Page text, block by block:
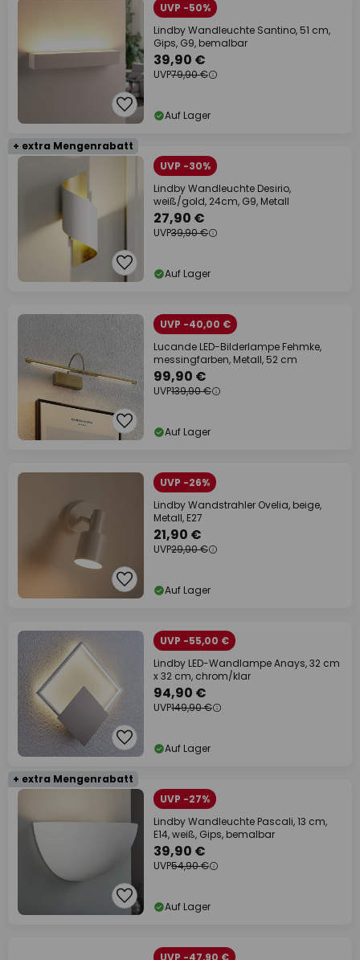
UVP -50%
Lindby Wandleuchte Santino, 51 cm,
Gips, G9, bemalbar
39,90 €
UVP79,90 €
Auf Lager
+ extra Mengenrabatt
UVP -30%
Lindby Wandleuchte Desirio,
weiß/gold, 24cm, G9, Metall
27,90 €
UVP39,90 €
Auf Lager
UVP -40,00 €
Lucande LED-Bilderlampe Fehmke,
messingfarben, Metall, 52 cm
99,90 €
UVP139,90 €
Auf Lager
UVP -26%
Lindby Wandstrahler Ovelia, beige,
Metall, E27
21,90 €
UVP29,90 €
Auf Lager
UVP -55,00 €
Lindby LED-Wandlampe Anays, 32 cm
x 32 cm, chrom/klar
94,90 €
UVP149,90 €
Auf Lager
+ extra Mengenrabatt
UVP -27%
Lindby Wandleuchte Pascali, 13 cm,
E14, weiß, Gips, bemalbar
39,90 €
UVP54,90 €
Auf Lager
UVP -47,90 €